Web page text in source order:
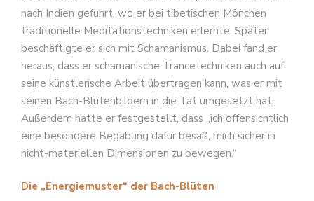
nach Indien geführt, wo er bei tibetischen Mönchen
traditionelle Meditationstechniken erlernte. Später
beschäftigte er sich mit Schamanismus. Dabei fand er
heraus, dass er schamanische Trancetechniken auch auf
seine künstlerische Arbeit übertragen kann, was er mit
seinen Bach-Blütenbildern in die Tat umgesetzt hat.
Außerdem hatte er festgestellt, dass „ich offensichtlich
eine besondere Begabung dafür besaß, mich sicher in
nicht-materiellen Dimensionen zu bewegen.“
Die „Energiemuster“ der Bach-Blüten